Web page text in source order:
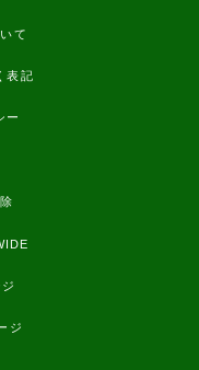
て
表記
ー
ジ